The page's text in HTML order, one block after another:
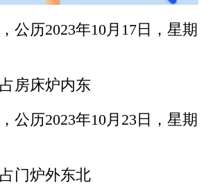
公历2023年10月17日，星期
房床炉内东
公历2023年10月23日，星期
门炉外东北